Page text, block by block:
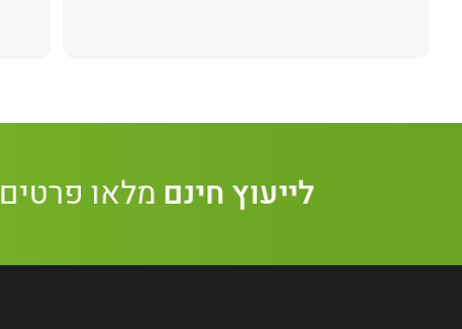
לייעוץ חינם מלאו פרטים